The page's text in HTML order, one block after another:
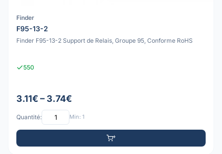
Finder
F95-13-2
Finder F95-13-2 Support de Relais, Groupe 95, Conforme RoHS
550
3.11€ – 3.74€
Quantité: Min: 1